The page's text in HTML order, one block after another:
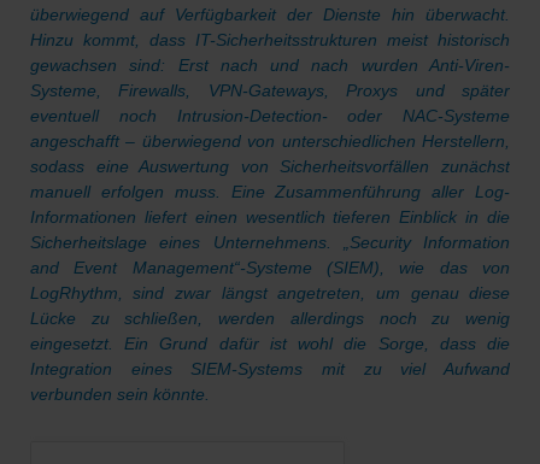
überwiegend auf Verfügbarkeit der Dienste hin überwacht.
Hinzu kommt, dass IT-Sicherheitsstrukturen meist historisch
gewachsen sind: Erst nach und nach wurden Anti-Viren-
Systeme, Firewalls, VPN-Gateways, Proxys und später
eventuell noch Intrusion-Detection- oder NAC-Systeme
angeschafft – überwiegend von unterschiedlichen Herstellern,
sodass eine Auswertung von Sicherheitsvorfällen zunächst
manuell erfolgen muss. Eine Zusammenführung aller Log-
Informationen liefert einen wesentlich tieferen Einblick in die
Sicherheitslage eines Unternehmens. „Security Information
and Event Management“-Systeme (SIEM), wie das von
LogRhythm, sind zwar längst angetreten, um genau diese
Lücke zu schließen, werden allerdings noch zu wenig
eingesetzt. Ein Grund dafür ist wohl die Sorge, dass die
Integration eines SIEM-Systems mit zu viel Aufwand
verbunden sein könnte.